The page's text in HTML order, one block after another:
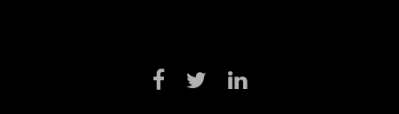
Facebook Twitter